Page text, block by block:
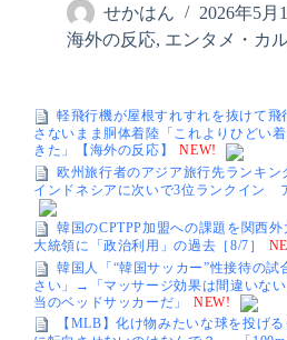
せかはん
2026年5月
海外の反応, エンタメ・カ
軽飛行機が屋根すれすれを抜けて飛
さないまま胴体着陸「これよりひどい
きた」【海外の反応】
NEW!
欧州旅行者のアジア旅行先ランキン
インドネシアに次いで3位ランクイン
韓国のCPTPP加盟への課題を関西
大統領に「政治利用」の過去［8/7］
韓国人「“韓国サッカー”性接待の試
さい」→「マッサージ効果は間違いな
当のベッドサッカーだ」
NEW!
【MLB】化け物みたいな球を投げ